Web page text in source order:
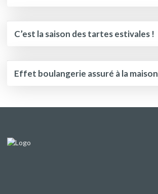
C’est la saison des tartes estivales !
Effet boulangerie assuré à la maison